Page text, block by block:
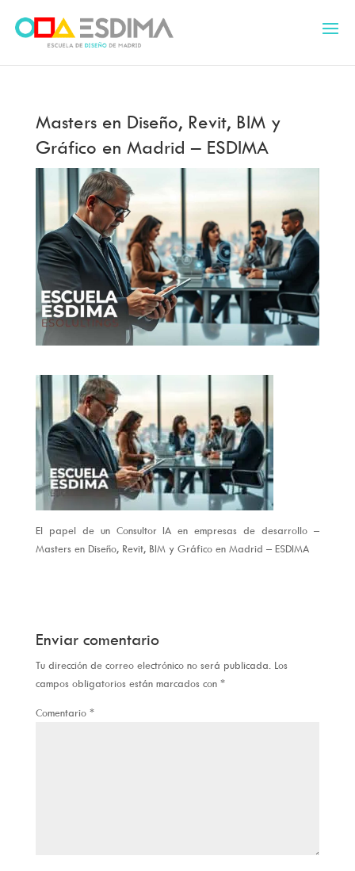
Masters en Diseño, Revit, BIM y
Gráfico en Madrid – ESDIMA
El papel de un Consultor IA en empresas de desarrollo –
Masters en Diseño, Revit, BIM y Gráfico en Madrid – ESDIMA
Enviar comentario
Tu dirección de correo electrónico no será publicada. Los
campos obligatorios están marcados con *
Comentario *